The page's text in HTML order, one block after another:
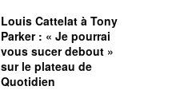
Louis Cattelat à Tony
Parker : « Je pourrai
vous sucer debout »
sur le plateau de
Quotidien